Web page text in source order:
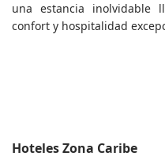
una estancia inolvidable
confort y hospitalidad
Hoteles Zona Caribe